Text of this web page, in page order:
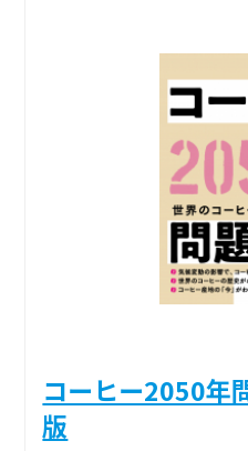
コーヒー2050年
版